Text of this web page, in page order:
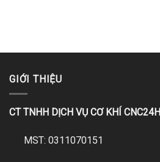
GIỚI THIỆU
CT TNHH DỊCH VỤ CƠ KHÍ CNC24H
MST: 0311070151